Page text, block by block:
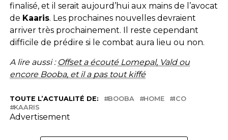
finalisé, et il serait aujourd’hui aux mains de l’avocat
de Kaaris. Les prochaines nouvelles devraient
arriver très prochainement. Il reste cependant
difficile de prédire si le combat aura lieu ou non.
A lire aussi : Offset a écouté Lomepal, Vald ou
encore Booba, et il a pas tout kiffé
TOUTE L’ACTUALITÉ DE: BOOBA HOME
ICO
KAARIS
Advertisement